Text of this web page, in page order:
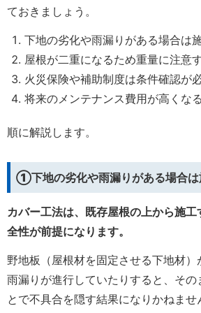
ておきましょう。
下地の劣化や雨漏りがある場合は
屋根が二重になるため重量に注意
火災保険や補助制度は条件確認が
将来のメンテナンス費用が高くな
順に解説します。
①下地の劣化や雨漏りがある場合は
カバー工法は、既存屋根の上から施
全性が前提になります。
野地板（屋根材を固定させる下地材）
雨漏りが進行していたりすると、その
とで不具合を隠す結果になりかねませ